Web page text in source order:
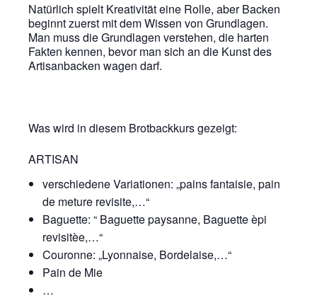
Natürlich spielt Kreativität eine Rolle, aber Backen
beginnt zuerst mit dem Wissen von Grundlagen.
Man muss die Grundlagen verstehen, die harten
Fakten kennen, bevor man sich an die Kunst des
Artisanbacken wagen darf.
Was wird in diesem Brotbackkurs gezeigt:
ARTISAN
verschiedene Variationen: „pains fantaisie, pain
de meture revisite,…“
Baguette: “ Baguette paysanne, Baguette èpi
revisitèe,…“
Couronne: „Lyonnaise, Bordelaise,…“
Pain de Mie
…
notwendig.
Statistiken
Um Funktion und
Tools zur Erfassung
Nutzungsstatistiken.
"Google Analytics"
aufzuzeichnen.
Marketing
Diese Cookies